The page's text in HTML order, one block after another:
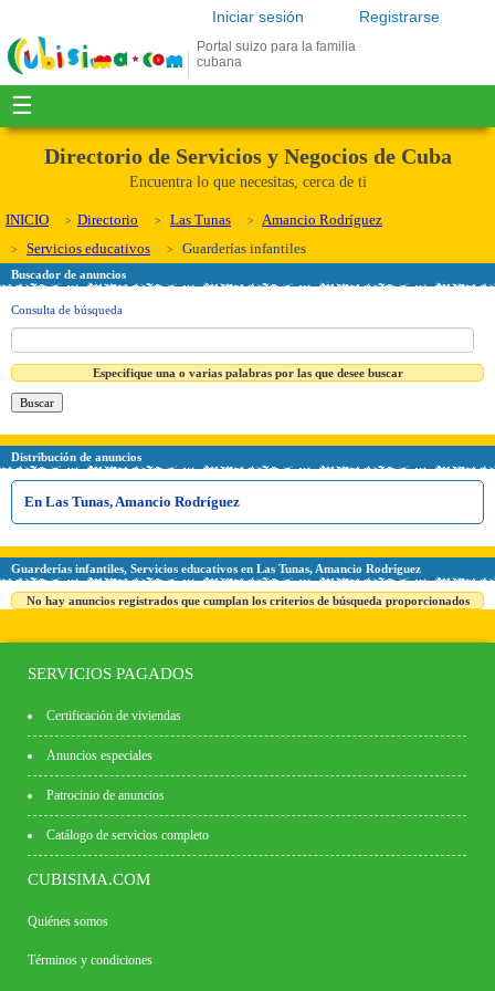
Registrarse
Iniciar sesión
Portal suizo para la familia
cubana
☰
Directorio de Servicios y Negocios de Cuba
Encuentra lo que necesitas, cerca de ti
INICIO Directorio Las Tunas
Amancio Rodríguez
Servicios educativos
Guarderías infantiles
Buscador de anuncios
Consulta de búsqueda
Especifique una o varias palabras por las que desee buscar
Distribución de anuncios
En Las Tunas, Amancio Rodríguez
Guarderías infantiles, Servicios educativos en Las Tunas, Amancio Rodríguez
No hay anuncios registrados que cumplan los criterios de búsqueda proporcionados
SERVICIOS PAGADOS
Certificación de viviendas
Anuncios especiales
Patrocinio de anuncios
Catálogo de servicios completo
CUBISIMA.COM
Quiénes somos
Términos y condiciones